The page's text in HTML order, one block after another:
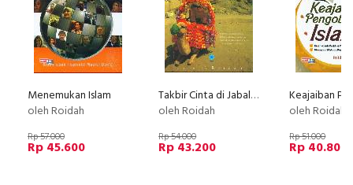
Menemukan Islam
oleh Roidah
Rp 57.000
Rp 45.600
Takbir Cinta di Jabal Rahmah
oleh Roidah
Rp 54.000
Rp 43.200
oleh Roidah
Rp 51.000
Rp 40.800